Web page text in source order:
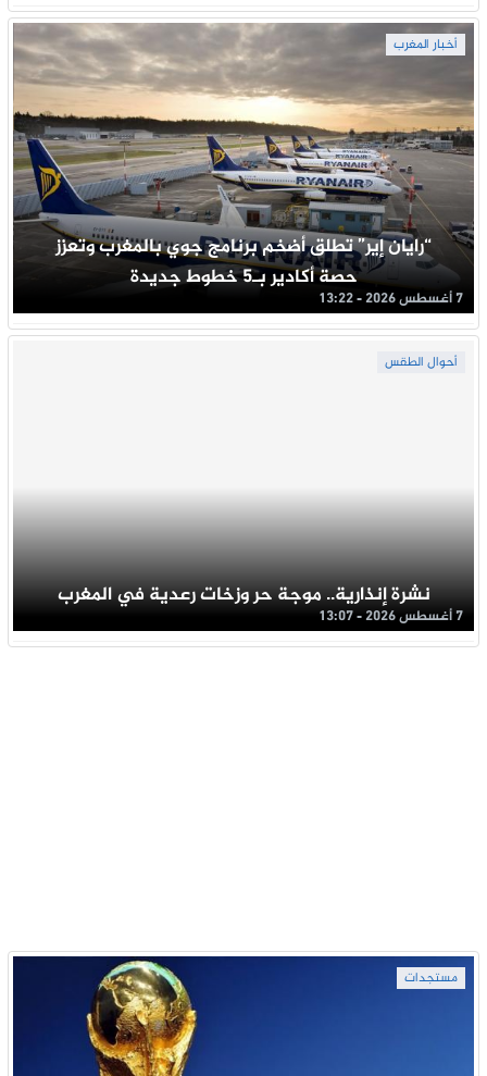
أخبار المغرب
“رايان إير” تطلق أضخم برنامج جوي بالمغرب وتعزز
حصة أكادير بـ5 خطوط جديدة
7 أغسطس 2026 - 13:22
أحوال الطقس
نشرة إنذارية.. موجة حر وزخات رعدية في المغرب
7 أغسطس 2026 - 13:07
مستجدات